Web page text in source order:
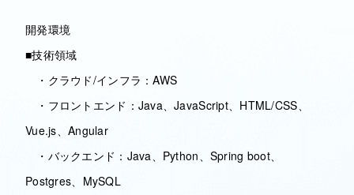
開発環境
■技術領域
・クラウド/インフラ：AWS
・フロントエンド：Java、JavaScript、HTML/CSS、
Vue.js、Angular
・バックエンド：Java、Python、Spring boot、
Postgres、MySQL